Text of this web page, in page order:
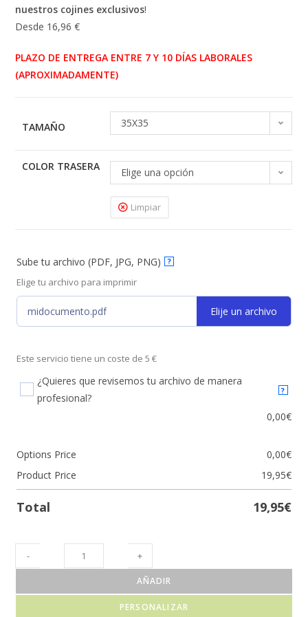
nuestros cojines exclusivos!
Desde 16,96 €
PLAZO DE ENTREGA ENTRE 7 Y 10 DÍAS LABORALES
(APROXIMADAMENTE)
TAMAÑO 35X35
COLOR TRASERA Elige una opción
Limpiar
Sube tu archivo (PDF, JPG, PNG) ?
Elige tu archivo para imprimir
midocumento.pdf Elije un archivo
Este servicio tiene un coste de 5 €
¿Quieres que revisemos tu archivo de manera
profesional?
?
0,00€
Options Price 0,00€
Product Price
19,95€
Total 19,95€
- +
AÑADIR
PERSONALIZAR